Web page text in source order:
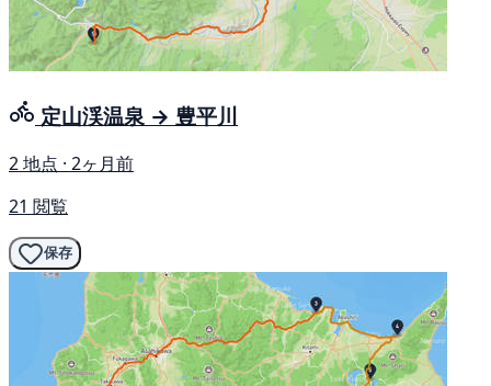
定山渓温泉 → 豊平川
2 地点 · 2ヶ月前
21 閲覧
保存